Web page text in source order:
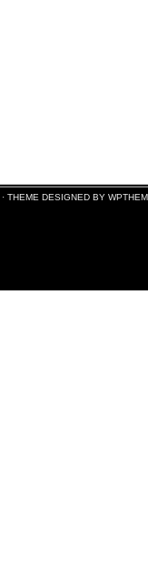
· THEME DESIGNED BY